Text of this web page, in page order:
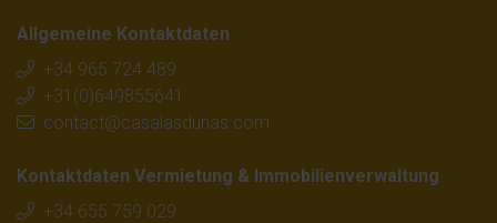
Allgemeine Kontaktdaten
+34 965 724 489
+31(0)649855641
contact@casalasdunas.com
Kontaktdaten Vermietung & Immobilienverwaltung
+34 655 759 029